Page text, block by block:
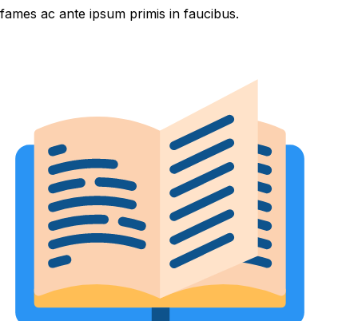
fames ac ante ipsum primis in faucibus.